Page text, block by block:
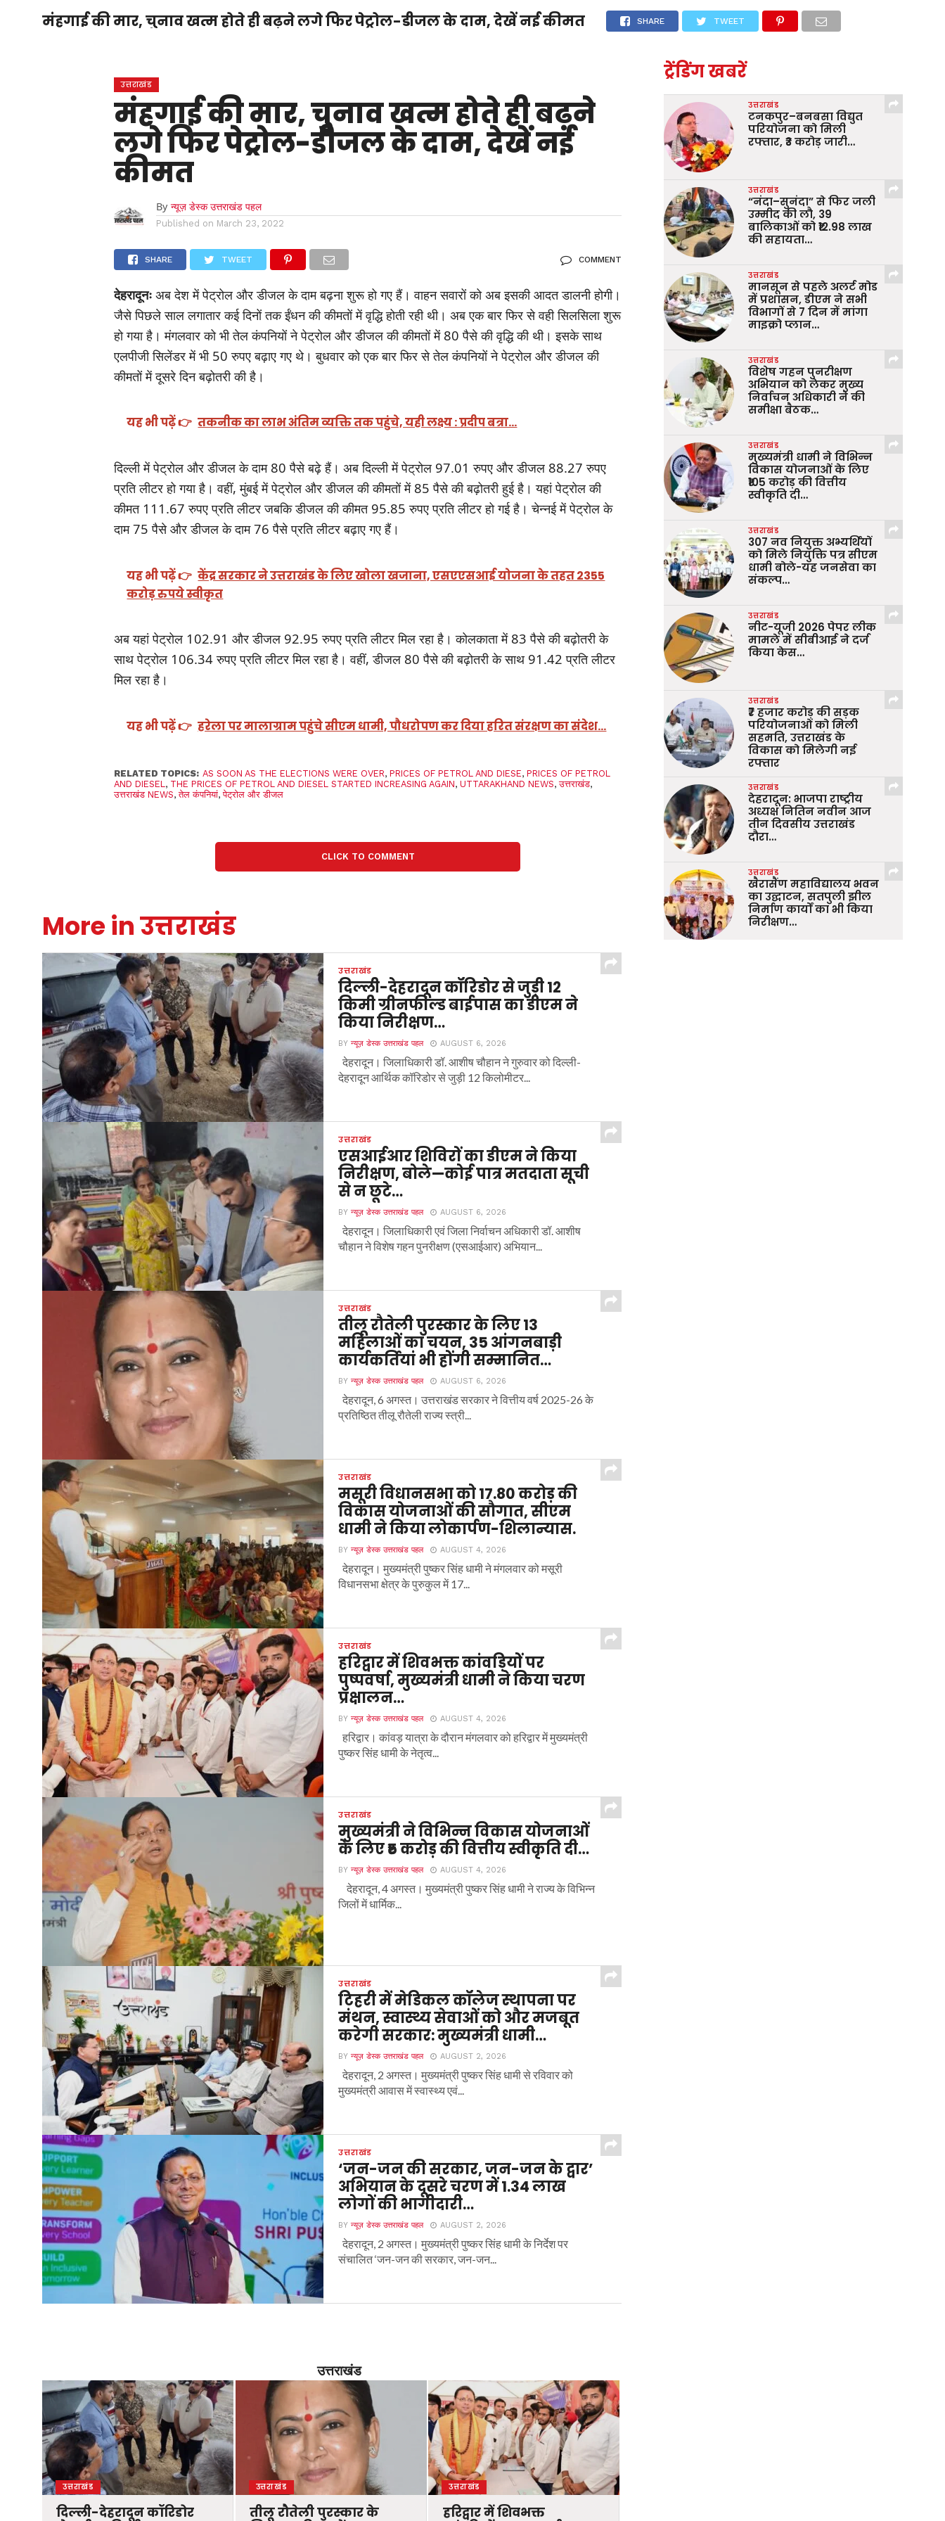
होम देश दुनिया उत्तराखंड धर्म-संस्कृति राजनीति संपर्क करें
उत्तरकाशी
उधम सिंह नगरमंहगाई की मार, चुनाव खत्म होते ही बढ़ने लगे फिर पेट्रोल-डीजल के दाम, देखें नई कीमत SHARE TWEET
उत्तराखंड
मंहगाई की मार, चुनाव खत्म होते ही बढ़ने
लगे फिर पेट्रोल-डीजल के दाम, देखें नई
कीमत
By न्यूज़ डेस्क उत्तराखंड पहल
Published on March 23, 2022
SHARE TWEET COMMENT
देहरादूनः अब देश में पेट्रोल और डीजल के दाम बढ़ना शुरू हो गए हैं। वाहन सवारों को अब इसकी आदत डालनी होगी।
जैसे पिछले साल लगातार कई दिनों तक ईंधन की कीमतों में वृद्धि होती रही थी। अब एक बार फिर से वही सिलसिला शुरू
हो गया है। ‌मंगलवार को भी तेल कंपनियों ने पेट्रोल और डीजल की कीमतों में 80 पैसे की वृद्धि की थी। इसके साथ
एलपीजी सिलेंडर में भी 50 रुपए बढ़ाए गए थे। ‌बुधवार को एक बार फिर से तेल कंपनियों ने पेट्रोल और डीजल की
कीमतों में दूसरे दिन बढ़ोतरी की है।
यह भी पढ़ें 👉 तकनीक का लाभ अंतिम व्यक्ति तक पहुंचे, यही लक्ष्य : प्रदीप बत्रा…
दिल्ली में पेट्रोल और डीजल के दाम 80 पैसे बढ़े हैं। अब दिल्ली में पेट्रोल 97.01 रुपए और डीजल 88.27 रुपए
प्रति लीटर हो गया है। वहीं, मुंबई में पेट्रोल और डीजल की कीमतों में 85 पैसे की बढ़ोतरी हुई है। यहां पेट्रोल की
कीमत 111.67 रुपए प्रति लीटर जबकि डीजल की कीमत 95.85 रुपए प्रति लीटर हो गई है। चेन्नई में पेट्रोल के
दाम 75 पैसे और डीजल के दाम 76 पैसे प्रति लीटर बढ़ाए गए हैं।
यह भी पढ़ें 👉 केंद्र सरकार ने उत्तराखंड के लिए खोला खजाना, एसएएसआई योजना के तहत 2355
करोड़ रुपये स्वीकृत
अब यहां पेट्रोल 102.91 और डीजल 92.95 रुपए प्रति लीटर मिल रहा है। कोलकाता में 83 पैसे की बढ़ोतरी के
साथ पेट्रोल 106.34 रुपए प्रति लीटर मिल रहा है। वहीं, डीजल 80 पैसे की बढ़ोतरी के साथ 91.42 प्रति लीटर
मिल रहा है।
यह भी पढ़ें 👉 हरेला पर मालाग्राम पहुंचे सीएम धामी, पौधरोपण कर दिया हरित संरक्षण का संदेश…
RELATED TOPICS: AS SOON AS THE ELECTIONS WERE OVER,PRICES OF PETROL AND DIESE,PRICES OF PETROL
AND DIESEL , THE PRICES OF PETROL AND DIESEL STARTED INCREASING AGAIN,UTTARAKHAND NEWS,उत्तराखंड,
उत्तराखंड NEWS,तेल कंपनियां,पेट्रोल और डीजल
CLICK TO COMMENT
More in उत्तराखंड
उत्तराखंड
दिल्ली-देहरादून कॉरिडोर से जुड़ी 12
किमी ग्रीनफील्ड बाईपास का डीएम ने
किया निरीक्षण…
BYन्यूज़ डेस्क उत्तराखंड पहल AUGUST 6, 2026
देहरादून। जिलाधिकारी डॉ. आशीष चौहान ने गुरुवार को दिल्ली-
देहरादून आर्थिक कॉरिडोर से जुड़ी 12 किलोमीटर...
उत्तराखंड
एसआईआर शिविरों का डीएम ने किया
निरीक्षण, बोले—कोई पात्र मतदाता सूची
से न छूटे…
BYन्यूज़ डेस्क उत्तराखंड पहल AUGUST 6, 2026
देहरादून। जिलाधिकारी एवं जिला निर्वाचन अधिकारी डॉ. आशीष
चौहान ने विशेष गहन पुनरीक्षण (एसआईआर) अभियान...
उत्तराखंड
तीलू रौतेली पुरस्कार के लिए 13
महिलाओं का चयन, 35 आंगनबाड़ी
कार्यकर्तियां भी होंगी सम्मानित…
BYन्यूज़ डेस्क उत्तराखंड पहल AUGUST 6, 2026
देहरादून, 6 अगस्त। उत्तराखंड सरकार ने वित्तीय वर्ष 2025-26 के
प्रतिष्ठित तीलू रौतेली राज्य स्त्री...
उत्तराखंड
मसूरी विधानसभा को 17.80 करोड़ की
विकास योजनाओं की सौगात, सीएम
धामी ने किया लोकार्पण-शिलान्यास.
BYन्यूज़ डेस्क उत्तराखंड पहल AUGUST 4, 2026
देहरादून। मुख्यमंत्री पुष्कर सिंह धामी ने मंगलवार को मसूरी
विधानसभा क्षेत्र के पुरुकुल में 17...
उत्तराखंड
हरिद्वार में शिवभक्त कांवड़ियों पर
पुष्पवर्षा, मुख्यमंत्री धामी ने किया चरण
प्रक्षालन…
BYन्यूज़ डेस्क उत्तराखंड पहल AUGUST 4, 2026
हरिद्वार। कांवड़ यात्रा के दौरान मंगलवार को हरिद्वार में मुख्यमंत्री
पुष्कर सिंह धामी के नेतृत्व...
उत्तराखंड
मुख्यमंत्री ने विभिन्न विकास योजनाओं
के लिए ₹5 करोड़ की वित्तीय स्वीकृति दी…
BYन्यूज़ डेस्क उत्तराखंड पहल AUGUST 4, 2026
देहरादून, 4 अगस्त। मुख्यमंत्री पुष्कर सिंह धामी ने राज्य के विभिन्न
जिलों में धार्मिक...
उत्तराखंड
टिहरी में मेडिकल कॉलेज स्थापना पर
मंथन, स्वास्थ्य सेवाओं को और मजबूत
करेगी सरकार: मुख्यमंत्री धामी…
BYन्यूज़ डेस्क उत्तराखंड पहल AUGUST 2, 2026
देहरादून, 2 अगस्त। मुख्यमंत्री पुष्कर सिंह धामी से रविवार को
मुख्यमंत्री आवास में स्वास्थ्य एवं...
उत्तराखंड
‘जन-जन की सरकार, जन-जन के द्वार’
अभियान के दूसरे चरण में 1.34 लाख
लोगों की भागीदारी…
BYन्यूज़ डेस्क उत्तराखंड पहल AUGUST 2, 2026
देहरादून, 2 अगस्त। मुख्यमंत्री पुष्कर सिंह धामी के निर्देश पर
संचालित ‘जन-जन की सरकार, जन-जन...
उत्तराखंड
उत्तराखंड
दिल्ली-देहरादून कॉरिडोर
उत्तराखंड
तीलू रौतेली पुरस्कार के
उत्तराखंड
हरिद्वार में शिवभक्त
ट्रेंडिंग खबरें
उत्तराखंड
टनकपुर–बनबसा विद्युत
परियोजना को मिली
रफ्तार, ₹3 करोड़ जारी…
उत्तराखंड
“नंदा–सुनंदा” से फिर जली
उम्मीद की लौ, 39
बालिकाओं को ₹12.98 लाख
की सहायता…
उत्तराखंड
मानसून से पहले अलर्ट मोड
में प्रशासन, डीएम ने सभी
विभागों से 7 दिन में मांगा
माइक्रो प्लान…
उत्तराखंड
विशेष गहन पुनरीक्षण
अभियान को लेकर मुख्य
निर्वाचन अधिकारी ने की
समीक्षा बैठक…
उत्तराखंड
मुख्यमंत्री धामी ने विभिन्न
विकास योजनाओं के लिए
₹105 करोड़ की वित्तीय
स्वीकृति दी…
उत्तराखंड
307 नव नियुक्त अभ्यर्थियों
को मिले नियुक्ति पत्र सीएम
धामी बोले-यह जनसेवा का
संकल्प…
उत्तराखंड
नीट-यूजी 2026 पेपर लीक
मामले में सीबीआई ने दर्ज
किया केस…
उत्तराखंड
₹7 हजार करोड़ की सड़क
परियोजनाओं को मिली
सहमति, उत्तराखंड के
विकास को मिलेगी नई
रफ्तार
उत्तराखंड
देहरादून: भाजपा राष्ट्रीय
अध्यक्ष नितिन नवीन आज
तीन दिवसीय उत्तराखंड
दौरा…
उत्तराखंड
खैरासैंण महाविद्यालय भवन
का उद्घाटन, सतपुली झील
निर्माण कार्यों का भी किया
निरीक्षण…